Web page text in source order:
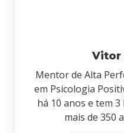
Vitor
Mentor de Alta
em Psicologia
há 10 anos e tem
mais de 350